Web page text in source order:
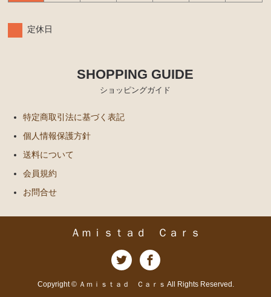
クラッチパーツ（マスターシリンダー クラッチレリ
添加剤 漏れ止め剤（エンジン ラジエーター パワー
定休日
SHOPPING GUIDE
ショッピングガイド
特定商取引法に基づく表記
個人情報保護方針
送料について
会員規約
お問合せ
Ａｍｉｓｔａｄ Ｃａｒｓ
Copyright © Ａｍｉｓｔａｄ Ｃａｒｓ All Rights Reserved.